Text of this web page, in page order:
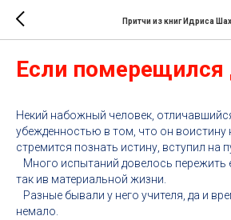
Притчи из книг Идриса
Если померещился
Некий набожный человек,
убежденностью в том, что он воистину
стремится познать истину, вступил на
Много испытаний довелось пережить
так ив материальной жизни.
Разные бывали у него учителя, да и
немало.